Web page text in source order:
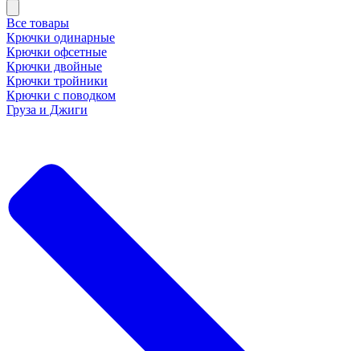
Все товары
Крючки одинарные
Крючки офсетные
Крючки двойные
Крючки тройники
Крючки с поводком
Груза и Джиги